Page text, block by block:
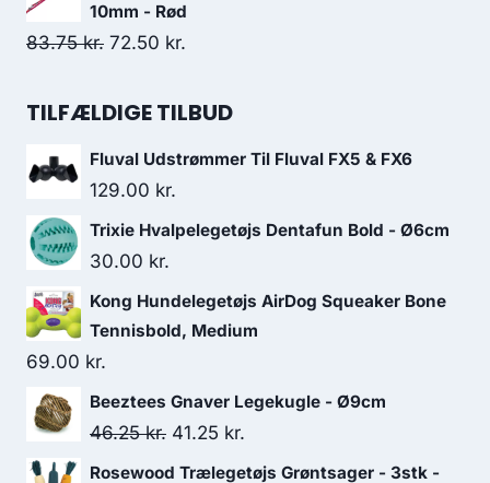
pris
var:
pris
er:
10mm - Rød
83.75kr. Den
pris
83.75 kr..
72.50 kr.
pris
72.50 kr..
TILFÆLDIGE TILBUD
Fluval Udstrømmer Til Fluval FX5 & FX6
129.00 kr.
Trixie Hvalpelegetøjs Dentafun Bold - Ø6cm
30.00 kr.
Kong Hundelegetøjs AirDog Squeaker Bone
Tennisbold, Medium
69.00 kr.
Beeztees Gnaver Legekugle - Ø9cm
46.25kr. Den
oprindelige
41.25 kr.
aktuelle
Rosewood Trælegetøjs Grøntsager - 3stk -